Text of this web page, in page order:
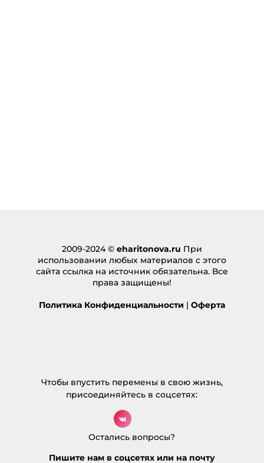
2009-2024 © eharitonova.ru При
использовании любых материалов с этого
сайта ссылка на источник обязательна. Все
права защищены!
Политика Конфиденциальности | Оферта
Чтобы впустить перемены в свою жизнь,
присоединяйтесь в соцсетях:
Остались вопросы?
Пишите нам в соцсетях или на почту